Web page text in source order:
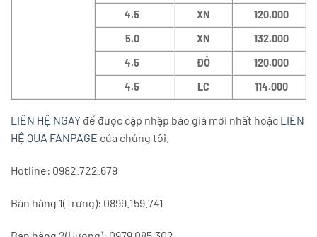
4.5
XN
120.000
5.0
XN
132.000
4.5
ĐỎ
120.000
4.5
LC 114.000
LIÊN HỆ NGAY để được cập nhập báo giá mới nhất hoặc LIÊN
HỆ QUA FANPAGE của chúng tôi.
Hotline: 0982.722.679
Bán hàng 1(Trưng): 0899.159.741